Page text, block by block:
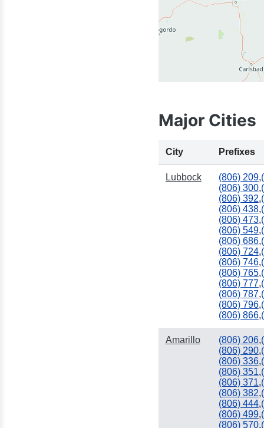
915
Major Cities
City Prefixes
Lubbock (806) 209,
(806) 300,
(806) 392,
(806) 438,
(806) 473,
(806) 549,
(806) 686,
(806) 724,
(806) 746,
(806) 765,
(806) 777,
(806) 787,
(806) 796,
(806) 866,
Amarillo (806) 206,
(806) 290,
(806) 336,
(806) 351,
(806) 371,
(806) 382,
(806) 444,
(806) 499,
(806) 570,